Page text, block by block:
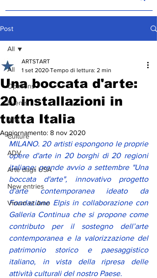
Post
All
Opinions
Events
Arts
Culture
ADV
Arte dagli USA
New entries
Vinum et Amo
All
Una boccata d'arte:
20 installazioni in
tutta Italia
ARTSTART
1 set 2020 Tempo di lettura: 2 min
Aggiornamento: 8 nov 2020
MILANO. 20 artisti espongono le proprie
opere d'arte in 20 borghi di 20 regioni
italiane: prende avvio a settembre "Una
boccata d'arte", innovativo progetto
d'arte contemporanea ideato da
Fondazione Elpis in collaborazione con
Galleria Continua che si propone come
contributo per il sostegno dell’arte
contemporanea e la valorizzazione del
patrimonio storico e paesaggistico
italiano, in vista della ripresa delle
attività culturali del nostro Paese.